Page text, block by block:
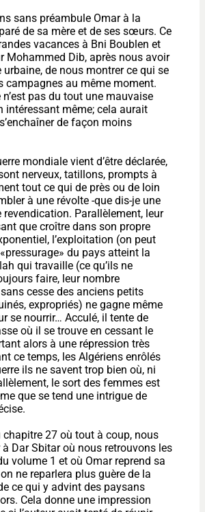
sans préambule Omar à la
de sa mère et de ses sœurs. Ce
vacances à Bni Boublen et
Mohammed Dib, après nous avoir
de nous montrer ce qui se
campagnes au même moment.
n’est pas du tout une mauvaise
intéressant même; cela aurait
de façon moins
mondiale vient d’être déclarée,
nerveux, tatillons, prompts à
tout ce qui de près ou de loin
à une révolte -que dis-je une
revendication. Parallèlement, leur
que croître dans son propre
l’exploitation (on peut
du pays atteint la
qui travaille (ce qu’ils ne
faire, leur nombre
cesse des anciens petits
expropriés) ne gagne même
se nourrir… Acculé, il tente de
où il se trouve en cessant le
alors à une répression très
ce temps, les Algériens enrôlés
ils ne savent trop bien où, ni
le sort des femmes est
que se tend une intrigue de
chapitre 27 où tout à coup, nous
Dar Sbitar où nous retrouvons les
volume 1 et où Omar reprend sa
ne reparlera plus guère de la
ce qui y advint des paysans
Cela donne une impression